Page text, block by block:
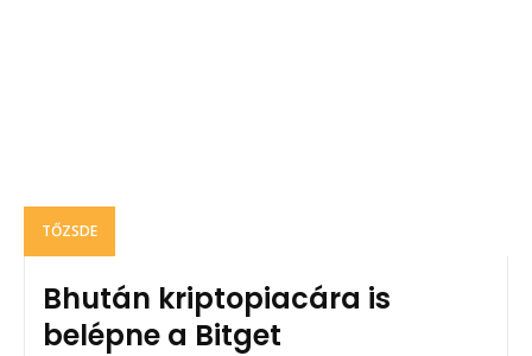
TŐZSDE
Bhután kriptopiacára is
belépne a Bitget